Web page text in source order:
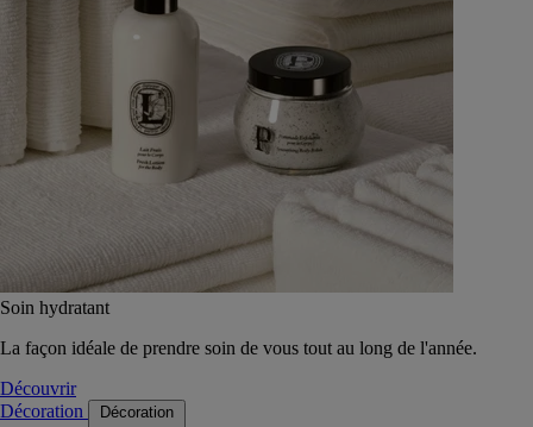
Soin hydratant
La façon idéale de prendre soin de vous tout au long de l'année.
Découvrir
Décoration
Décoration